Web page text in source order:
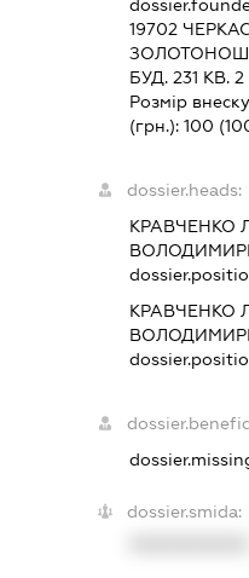
19702
БУД. 231 КВ. 2
Розмір
(грн.):100
dossier.heads:
КРАВЧЕНКО
КРАВЧЕНКО
dossier.smida: